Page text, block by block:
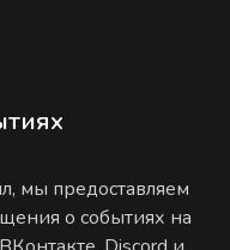
мы предоставляем
о событиях на